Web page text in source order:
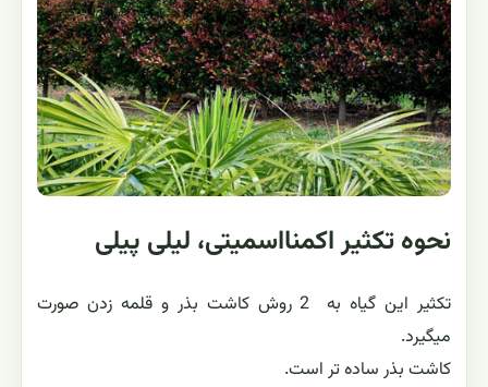
نحوه تکثیر اکمنااسمیتی، لیلی پیلی
تکثیر این گیاه به 2 روش کاشت بذر و قلمه زدن صورت
میگیرد.
کاشت بذر ساده تر است.